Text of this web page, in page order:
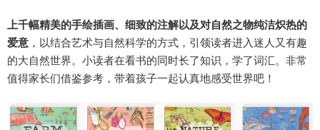
上千幅精美的手绘插画、细致的注解以及对自然之物纯洁炽热的
爱意 ，以结合艺术与自然科学的方式，引领读者进入迷人又有趣
的大自然世界。小读者在看书的同时长了知识，学了词汇。非常
值得家长们借鉴参考，带着孩子一起认真地感受世界吧！